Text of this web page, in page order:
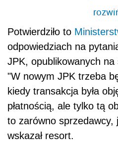
Potwierdziło to
odpowiedziach na
JPK, opublikowanych
"W nowym JPK trzeba
kiedy transakcja była
płatnością, ale tylko tą
to zarówno sprzedawcy,
wskazał resort.